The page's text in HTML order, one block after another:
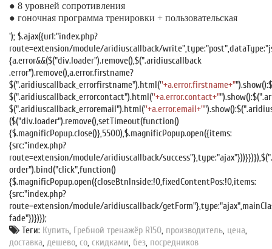
● 8 уровней сопротивления
● гоночная программа тренировки + пользовательская
'); $.ajax({url:"index.php?
route=extension/module/aridiuscallback/
{a.error&&($("div.loader").remove(),$(".aridiuscallback
.error").remove(),a.error.firstname?
$(".aridiuscallback_errorfirstname").html(''+a.error.firstname+"
$(".aridiuscallback_errorcontact").html(''+a.error.contact+"
$(".aridiuscallback_erroremail").html(''+a.error.email+"
($("div.loader").remove(),setTimeout(function()
{$.magnificPopup.close()},5500),$.magnificPopup.open({items:
{src:"index.php?
route=extension/module/aridiuscallback/
order").bind("click",function()
{$.magnificPopup.open({closeBtnInside:!0,fixedContentPos:!0,items:
{src:"index.php?
route=extension/module/aridiuscallback/
fade"})})});
Теги: Купить, Гребной тренажёр R150, производитель, цена,
доставка, дешево, со, скидками, без, посредников